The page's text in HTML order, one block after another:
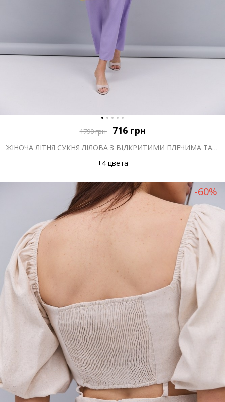
1790грн 716 грн
ЖІНОЧА ЛІТНЯ СУКНЯ ЛІЛОВА З ВІДКРИТИМИ ПЛЕЧИМА ТА ВИРІЗОМ НА ТАЛІЇ
+4 цвета
-60%